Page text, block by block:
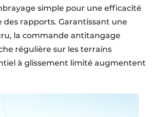
simple pour une efficacité
rapports. Garantissant une
la commande antitangage
régulière sur les terrains
à glissement limité augmentent